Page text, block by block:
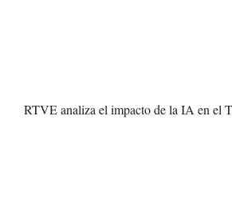
RTVE analiza el impacto de la IA en el